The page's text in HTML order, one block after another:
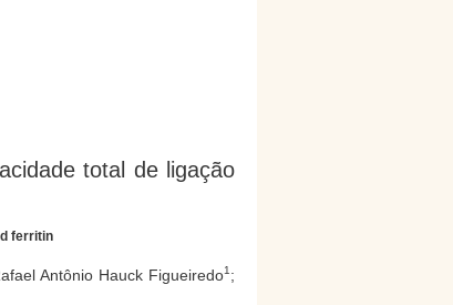
total de ligação
ferritin
Antônio Hauck Figueiredo1 ;